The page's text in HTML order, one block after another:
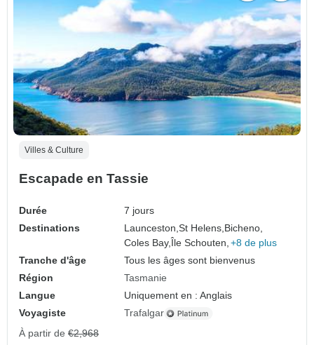
Villes & Culture
Escapade en Tassie
Durée
7 jours
Destinations
Launceston,St Helens,Bicheno,
Coles Bay,Île Schouten, +8 de plus
Tranche d'âge
Tous les âges sont bienvenus
Région
Tasmanie
Langue
Uniquement en : Anglais
Voyagiste
Trafalgar
À partir de €2,968